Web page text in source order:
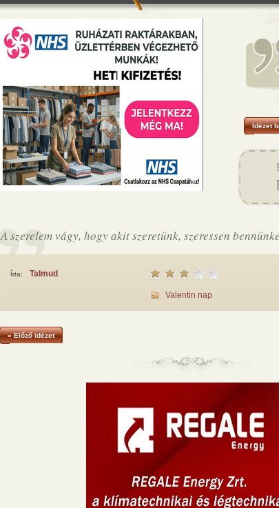
Idézet
A szerelem vágy, hogy akit szeretünk, szeressen
Írta: Talmud
Valentin nap
« Előző idézet